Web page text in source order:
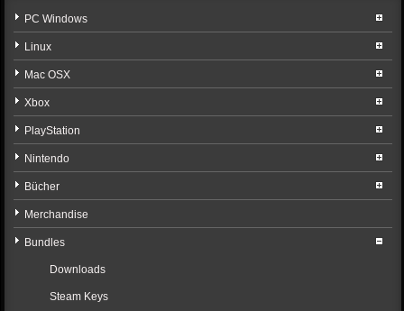
PC Windows
Linux
Mac OSX
Xbox
PlayStation
Nintendo
Bücher
Merchandise
Bundles
Downloads
Steam Keys